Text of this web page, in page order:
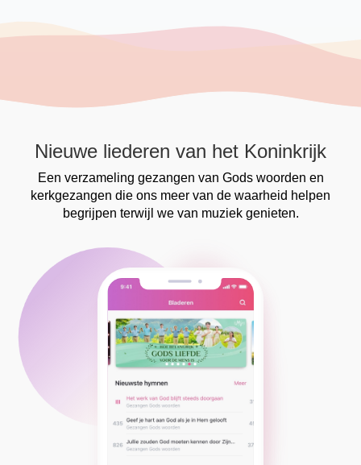
Nieuwe liederen van het Koninkrijk
Een verzameling gezangen van Gods woorden en
kerkgezangen die ons meer van de waarheid helpen
begrijpen terwijl we van muziek genieten.